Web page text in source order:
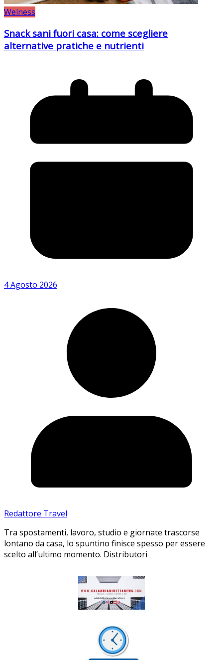
Welness
Snack sani fuori casa: come scegliere
alternative pratiche e nutrienti
4 Agosto 2026
Redattore Travel
Tra spostamenti, lavoro, studio e giornate trascorse
lontano da casa, lo spuntino finisce spesso per essere
scelto all’ultimo momento. Distributori